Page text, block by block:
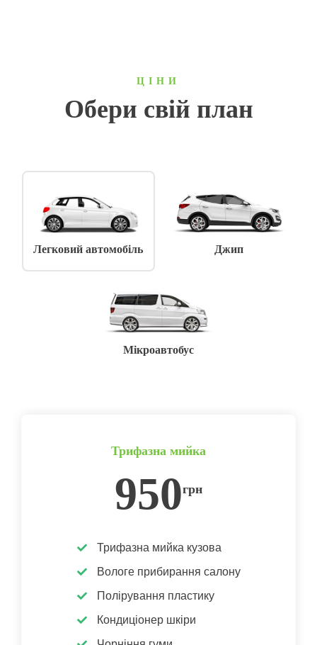
ЦІНИ
Обери свій план
Легковий автомобіль Джип
Мікроавтобус
Трифазна мийка
950грн
Трифазна мийка кузова
Вологе прибирання салону
Полірування пластику
Кондиціонер шкіри